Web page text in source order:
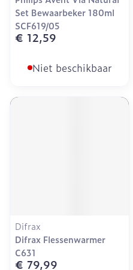
Set Bewaarbeker 180ml
SCF619/05
€ 12,59
Niet beschikbaar
Difrax
Difrax Flessenwarmer
C631
€ 79,99